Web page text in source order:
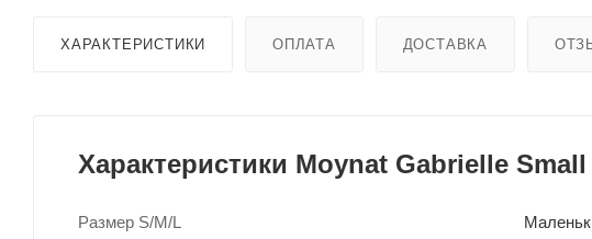
ХАРАКТЕРИСТИКИ ОПЛАТА ДОСТАВКА
Характеристики Moynat Gabrielle
Размер S/M/L